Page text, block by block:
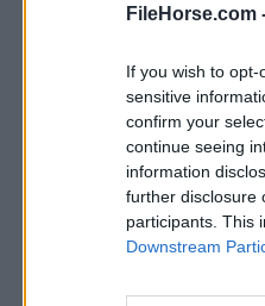
FileHorse.com
If you wish to
sensitive
confirm your
continue seeing
information
further disclosure
participants. This
Downstream
Opera 134.0 Build 5954.26
WPS Office
WPS Office
Malwarebytes
Malwarebytes 5.25.2
AdGuard VPN
AdGuard VPN for Mac 2.9.0